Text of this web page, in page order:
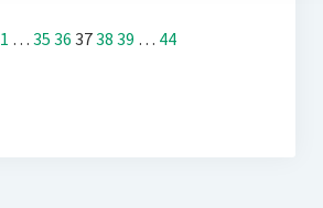
1 … 35 36 3738 39 … 44